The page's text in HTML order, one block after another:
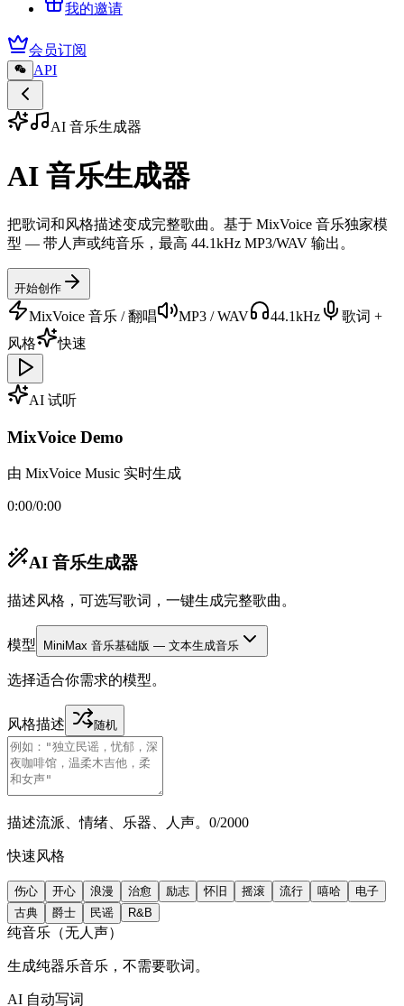
我的邀请
会员订阅
API
AI 音乐生成器
AI 音乐生成器
把歌词和风格描述变成完整歌曲。基于 MixVoice 音乐独家模
型 — 带人声或纯音乐，最高 44.1kHz MP3/WAV 输出。
开始创作
MixVoice 音乐 / 翻唱 MP3 / WAV 44.1kHz
歌词 +
风格
快速
AI 试听
MixVoice Demo
由 MixVoice Music 实时生成
0:00/0:00
AI 音乐生成器
描述风格，可选写歌词，一键生成完整歌曲。
模型 MiniMax 音乐基础版 — 文本生成音乐
选择适合你需求的模型。
风格描述 随机
描述流派、情绪、乐器、人声。 0/2000
快速风格
伤心 开心 浪漫 治愈 励志 怀旧 摇滚 流行 嘻哈
电子
古典
爵士 民谣 R&B
纯音乐（无人声）
生成纯器乐音乐，不需要歌词。
AI 自动写词